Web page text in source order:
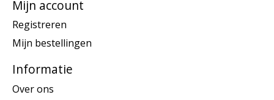
Mijn account
Registreren
Mijn bestellingen
Informatie
Over ons